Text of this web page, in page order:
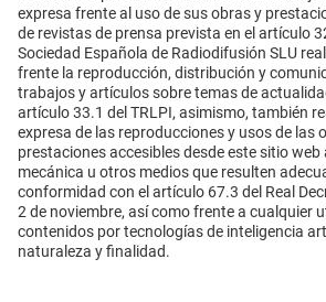
expresa frente al uso de sus obras y
de revistas de prensa prevista en el artículo
Sociedad Española de Radiodifusión SLU
frente la reproducción, distribución y
trabajos y artículos sobre temas de
artículo 33.1 del TRLPI, asimismo, también
expresa de las reproducciones y usos de las
prestaciones accesibles desde este sitio web
mecánica u otros medios que resulten
conformidad con el artículo 67.3 del Real
2 de noviembre, así como frente a cualquier
contenidos por tecnologías de inteligencia
naturaleza y finalidad.